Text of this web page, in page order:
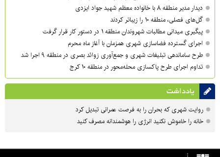
دیدار مدیر منطقه ۸ با خانواده معظم شهید جواد ایزدی
گل‌های فصلی، منطقه ۱۰ را زیباتر کردند
پیگیری میدانی مطالبات شهروندان منطقه ۱ در دستور کار قرار گرفت
اجرای گسترده فضاسازی شهری همزمان با آغاز ماه محرم
طرح ساماندهی تبلیغات شهری و جمع‌آوری زوائد بصری در منطقه ۹ اجرا شد
تداوم اجرای طرح پاکسازی محله‌محور در منطقه ۱۰ کرج
یادداشت
روایت شهری که بحران را به فرصت عمرانی تبدیل کرد
خانه را خاموش نکنید انرژی را هوشمندانه مصرف کنید